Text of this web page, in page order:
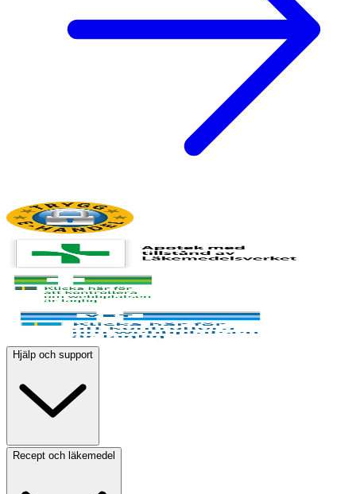
Hjälp och support
Recept och läkemedel